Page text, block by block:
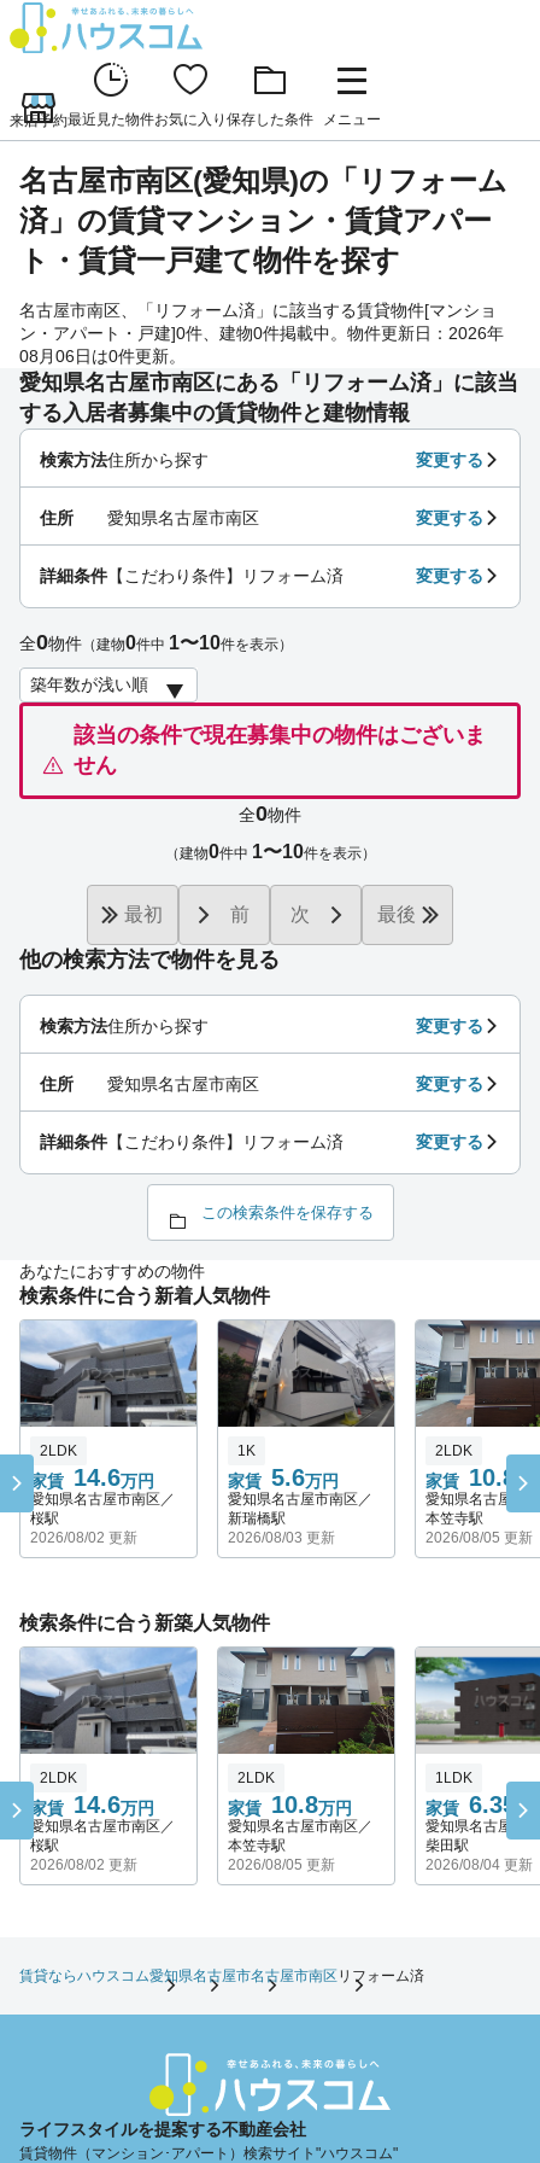
来店予約最近見た物件お気に入り 保存した条件 メニュー
名古屋市南区(愛知県)の「リフォーム
済」の賃貸マンション・賃貸アパー
ト・賃貸一戸建て物件を探す
名古屋市南区、「リフォーム済」に該当する賃貸物件[マンショ
ン・アパート・戸建]0件、建物0件掲載中。物件更新日：2026年
08月06日は0件更新。
愛知県名古屋市南区にある「リフォーム済」に該当
する入居者募集中の賃貸物件と建物情報
該当の条件で現在募集中の物件はございま
せん
検索方法住所から探す 変更する
住所 愛知県名古屋市南区 変更する
詳細条件 【こだわり条件】リフォーム済 変更する
全0物件 （建物0件中 1〜10件を表示）
他の検索方法で物件を見る
検索方法住所から探す 変更する
住所 愛知県名古屋市南区 変更する
詳細条件 【こだわり条件】リフォーム済 変更する
この検索条件を保存する
全0物件
（建物0件中 1〜10件を表示）
最初 前 次 最後
あなたにおすすめの物件
検索条件に合う新着人気物件
2LDK
家賃 14.6万円
愛知県名古屋市南区／
桜駅
2026/08/02 更新
1K
家賃 5.6万円
愛知県名古屋市南区／
新瑞橋駅
2026/08/03 更新
2LDK
家賃 10.8 万
愛知県名古屋市
本笠寺駅
2026/08/05 更新
検索条件に合う新築人気物件
2LDK
家賃 14.6万円
愛知県名古屋市南区／
桜駅
2026/08/02 更新
2LDK
家賃 10.8万円
愛知県名古屋市南区／
本笠寺駅
2026/08/05 更新
1LDK
家賃 6.35 万
愛知県名古屋市
柴田駅
2026/08/04 更新
賃貸ならハウスコム愛知県名古屋市名古屋市南区リフォーム済
ライフスタイルを提案する不動産会社
賃貸物件（マンション･アパート）検索サイト"ハウスコム"